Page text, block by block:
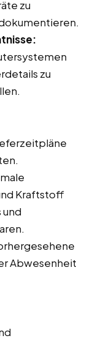
zu
zu
Kraftstoff
Abwesenheit